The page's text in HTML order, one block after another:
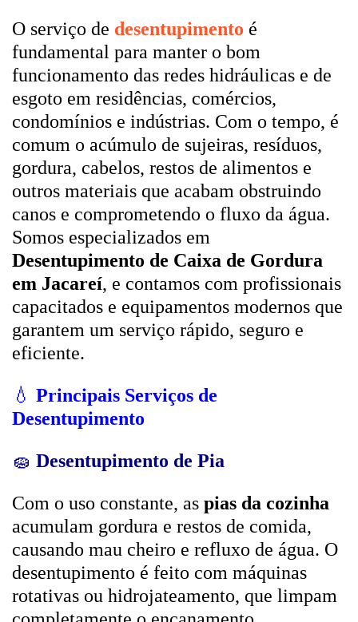
O serviço de desentupimento é
fundamental para manter o bom
funcionamento das redes hidráulicas e de
esgoto em residências, comércios,
condomínios e indústrias. Com o tempo, é
comum o acúmulo de sujeiras, resíduos,
gordura, cabelos, restos de alimentos e
outros materiais que acabam obstruindo
canos e comprometendo o fluxo da água.
Somos especializados em
Desentupimento de Caixa de Gordura
em Jacareí, e contamos com profissionais
capacitados e equipamentos modernos que
garantem um serviço rápido, seguro e
eficiente.
💧 Principais Serviços de
Desentupimento
🧽 Desentupimento de Pia
Com o uso constante, as pias da cozinha
acumulam gordura e restos de comida,
causando mau cheiro e refluxo de água. O
desentupimento é feito com máquinas
rotativas ou hidrojateamento, que limpam